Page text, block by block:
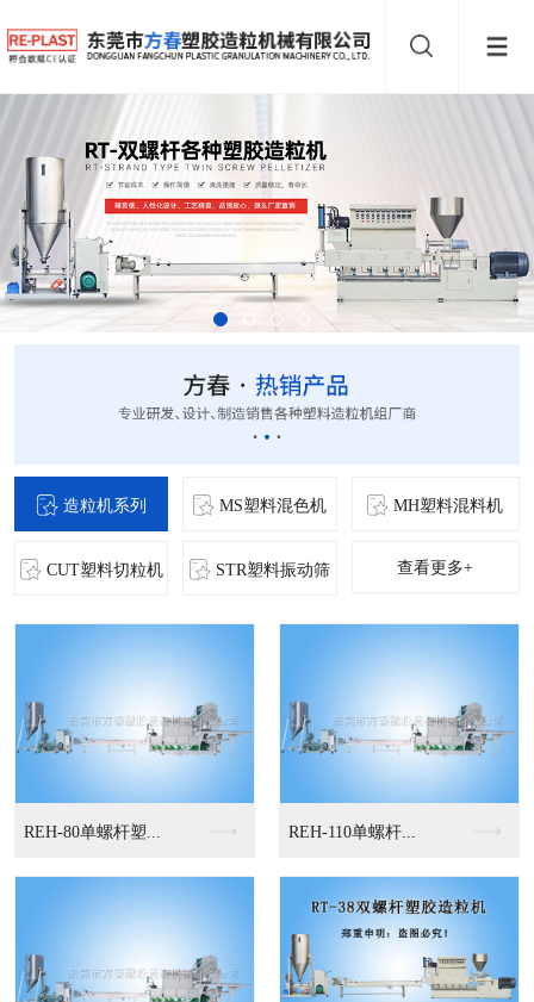
造粒机系列 MS塑料混色机 MH塑料混料机
CUT塑料切粒机 STR塑料振动筛 查看更多+
MS-立式混色机